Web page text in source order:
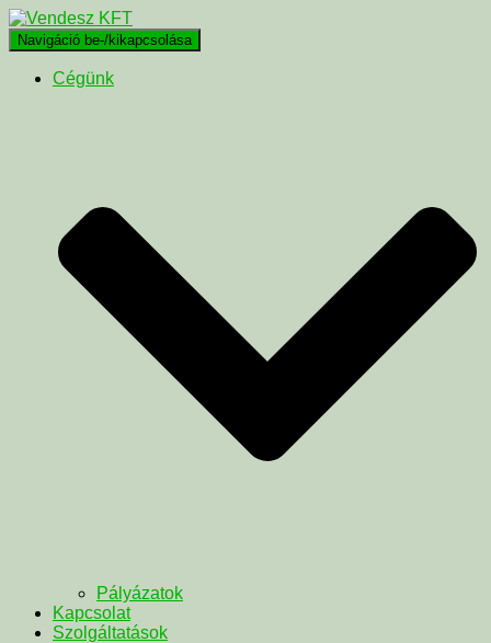
Navigáció be-/kikapcsolása
Cégünk
Pályázatok
Kapcsolat
Szolgáltatások